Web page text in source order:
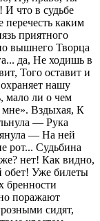
И что в судьбе
перечесть каким
приятного
вышнего Творца
да, Не ходишь в
Того оставит и
нашу
мало ли о чем
Вздыхая, К
— Рука
— На ней
рот... Судьбина
нет! Как видно,
обет! Уже билеты
бренности
поражают
сидят,